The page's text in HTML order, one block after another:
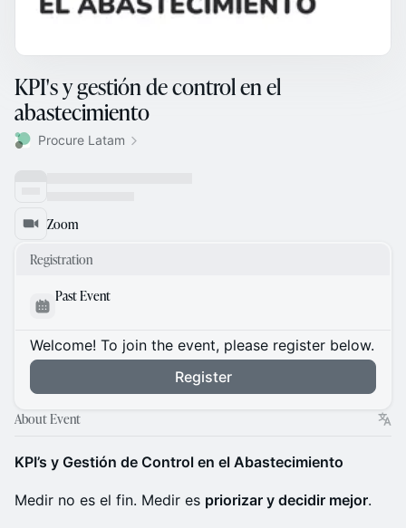
KPI's y gestión de control en el
abastecimiento
Procure Latam
Zoom
Registration
Past Event
Welcome! To join the event, please register below.
Register
About Event
KPI’s y Gestión de Control en el Abastecimiento
Medir no es el fin. Medir es priorizar y decidir mejor.